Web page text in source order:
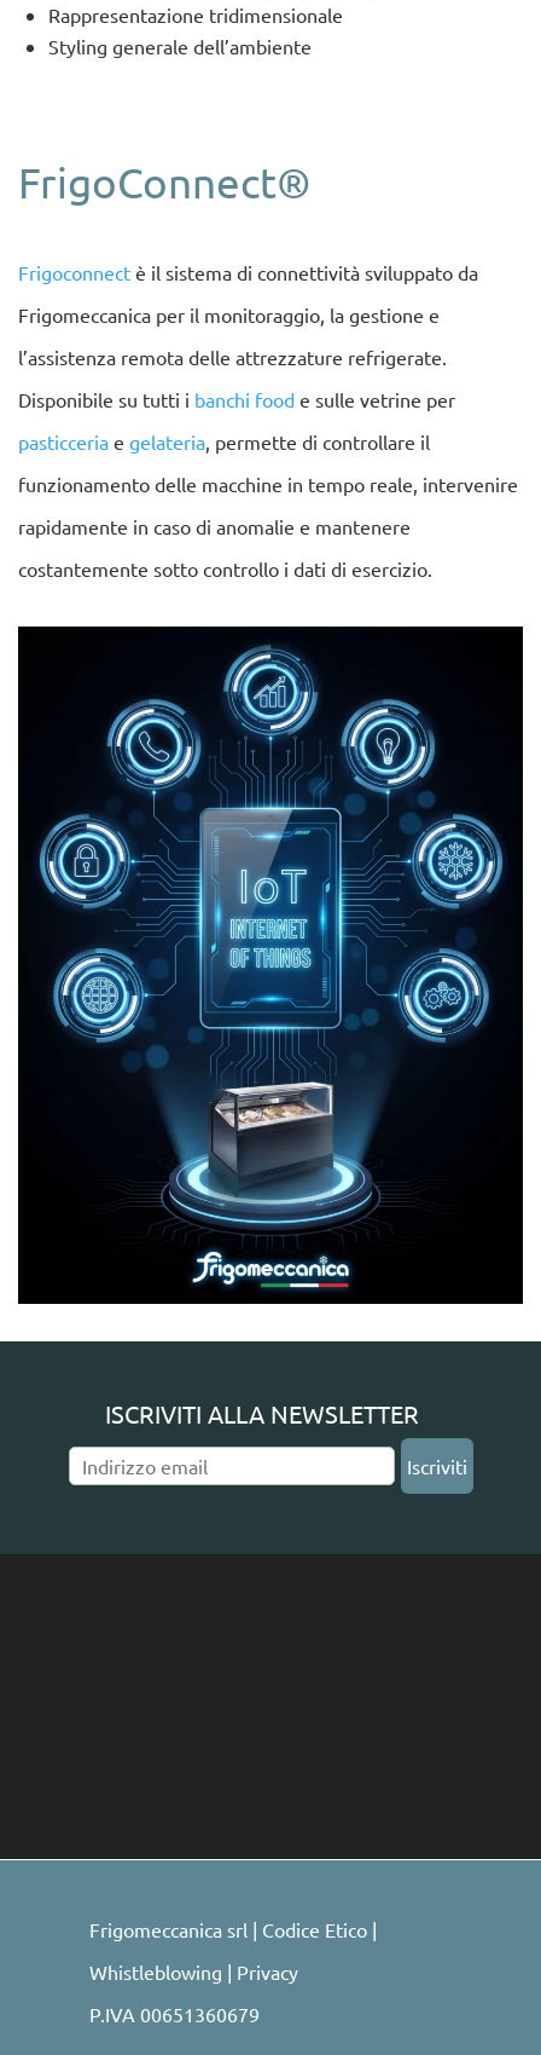
Rappresentazione tridimensionale
Styling generale dell’ambiente
FrigoConnect®
Frigoconnect è il sistema di connettività sviluppato da
Frigomeccanica per il monitoraggio, la gestione e
l’assistenza remota delle attrezzature refrigerate.
Disponibile su tutti i banchi food e sulle vetrine per
pasticceria e gelateria, permette di controllare il
funzionamento delle macchine in tempo reale, intervenire
rapidamente in caso di anomalie e mantenere
costantemente sotto controllo i dati di esercizio.
ISCRIVITI ALLA NEWSLETTER
Frigomeccanica srl | Codice Etico |
Whistleblowing | Privacy
P.IVA 00651360679